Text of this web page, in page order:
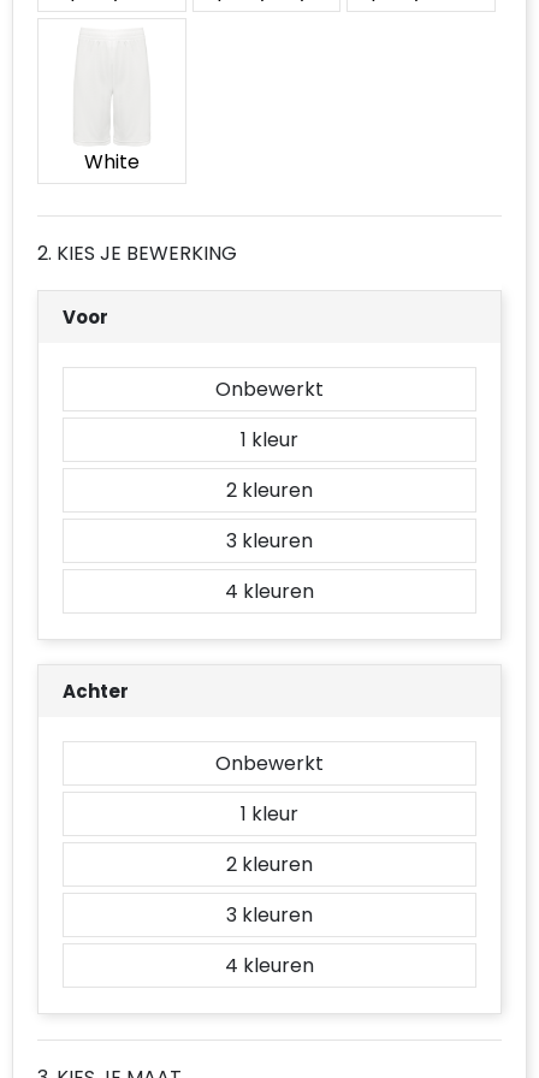
Accessoires voor tassen
Waterbestendige tassen
Opvouwbare tassen
Goodiebags
White
2. KIES JE BEWERKING
Voor
Onbewerkt
1
2
3
4
Achter
Onbewerkt
1
2
3
4